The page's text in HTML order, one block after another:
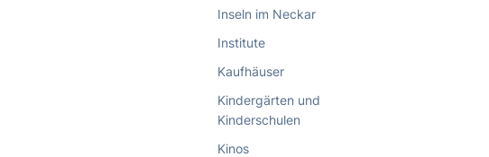
Inseln im Neckar
Institute
Kaufhäuser
Kindergärten und
Kinderschulen
Kinos